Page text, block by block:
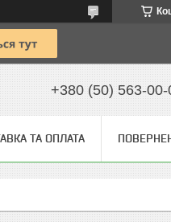
+380 (50) 563-00-
ТА ОПЛАТА